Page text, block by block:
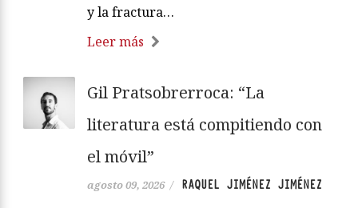
y la fractura…
Leer más
Gil Pratsobrerroca: “La
literatura está compitiendo con
el móvil”
agosto 09, 2026 / RAQUEL JIMÉNEZ JIMÉNEZ